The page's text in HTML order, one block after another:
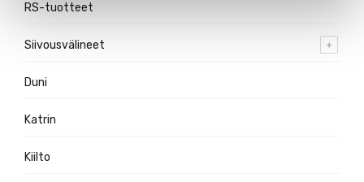
RS-tuotteet
Siivousvälineet
Duni
Katrin
Kiilto